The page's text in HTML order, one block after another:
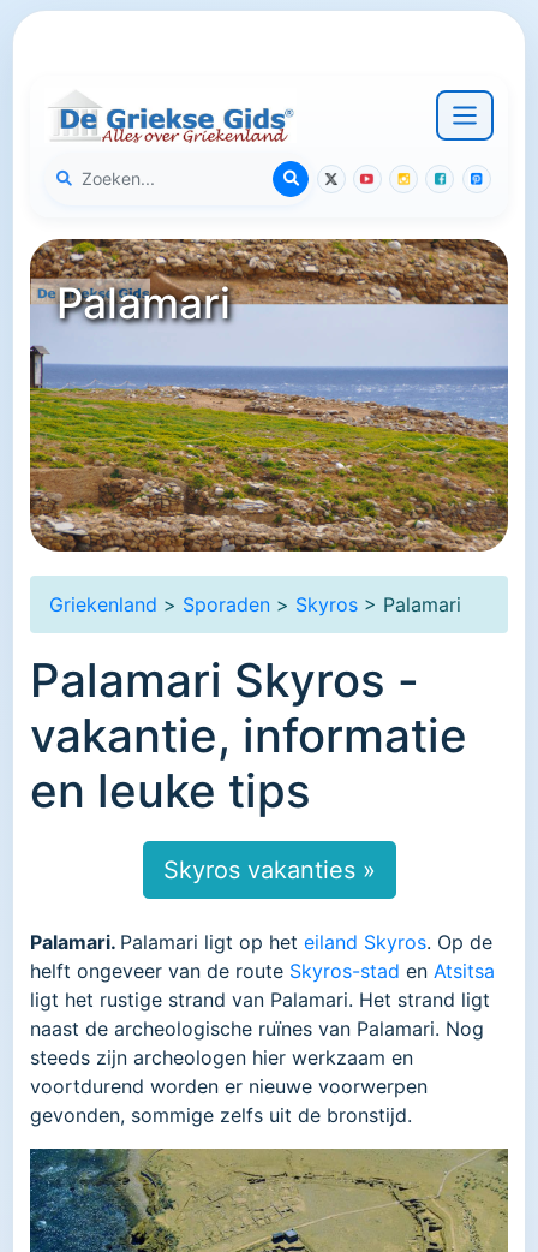
Palamari
Griekenland > Sporaden > Skyros > Palamari
Palamari Skyros -
vakantie, informatie
en leuke tips
Skyros vakanties »
Palamari. Palamari ligt op het eiland Skyros. Op de
helft ongeveer van de route Skyros-stad en Atsitsa
ligt het rustige strand van Palamari. Het strand ligt
naast de archeologische ruïnes van Palamari. Nog
steeds zijn archeologen hier werkzaam en
voortdurend worden er nieuwe voorwerpen
gevonden, sommige zelfs uit de bronstijd.